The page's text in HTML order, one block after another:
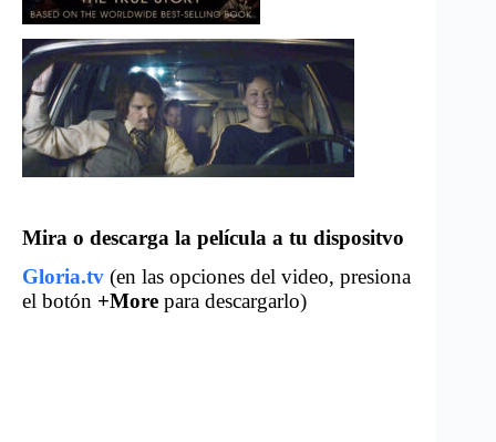
Mira o descarga la película a tu dispositvo
Gloria.tv (en las opciones del video, presiona
el botón +More para descargarlo)